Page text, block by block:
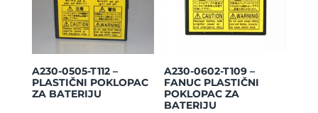
A230-0505-T112 –
PLASTIČNI POKLOPAC
ZA BATERIJU
A230-0602-T109 –
FANUC PLASTIČNI
POKLOPAC ZA
BATERIJU